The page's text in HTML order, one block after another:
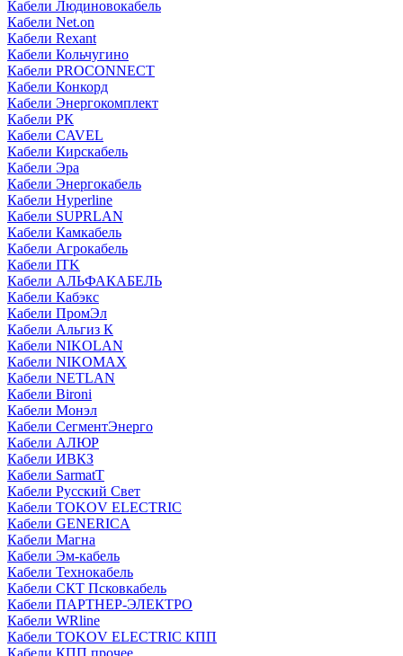
Кабели Людиновокабель
Кабели Net.on
Кабели Rexant
Кабели Кольчугино
Кабели PROCONNECT
Кабели Конкорд
Кабели Энергокомплект
Кабели РК
Кабели CAVEL
Кабели Кирскабель
Кабели Эра
Кабели Энергокабель
Кабели Hyperline
Кабели SUPRLAN
Кабели Камкабель
Кабели Агрокабель
Кабели ITK
Кабели АЛЬФАКАБЕЛЬ
Кабели Кабэкс
Кабели ПромЭл
Кабели Альгиз К
Кабели NIKOLAN
Кабели NIKOMAX
Кабели NETLAN
Кабели Bironi
Кабели Монэл
Кабели СегментЭнерго
Кабели АЛЮР
Кабели ИВКЗ
Кабели SarmatT
Кабели Русский Свет
Кабели TOKOV ELECTRIC
Кабели GENERICA
Кабели Магна
Кабели Эм-кабель
Кабели Технокабель
Кабели СКТ Псковкабель
Кабели ПАРТНЕР-ЭЛЕКТРО
Кабели WRline
Кабели TOKOV ELECTRIC КПП
Кабели КПП прочее